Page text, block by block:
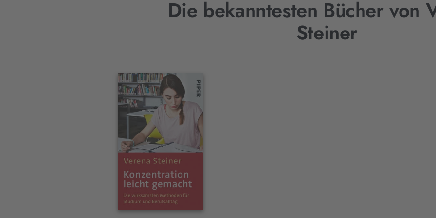
Die bekanntesten Bücher von
Steiner
Interaktives